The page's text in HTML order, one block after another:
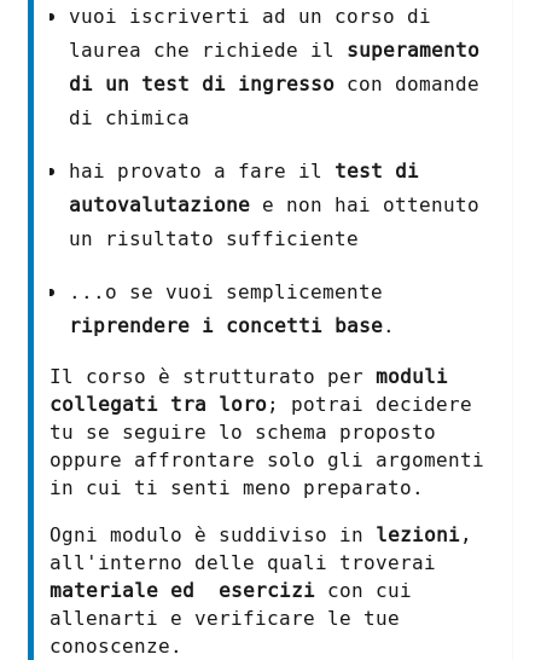
vuoi iscriverti ad un corso di
laurea che richiede il superamento
di un test di ingresso con domande
di chimica
hai provato a fare il test di
autovalutazione e non hai ottenuto
un risultato sufficiente
...o se vuoi semplicemente
riprendere i concetti base.
Il corso è strutturato per moduli
collegati tra loro; potrai decidere
tu se seguire lo schema proposto
oppure affrontare solo gli argomenti
in cui ti senti meno preparato.
Ogni modulo è suddiviso in lezioni,
all'interno delle quali troverai
materiale ed esercizi con cui
allenarti e verificare le tue
conoscenze.